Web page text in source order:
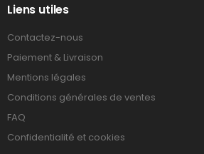
Liens utiles
Contactez-nous
Paiement & Livraison
Mentions légales
Conditions générales de ventes
FAQ
Confidentialité et cookies